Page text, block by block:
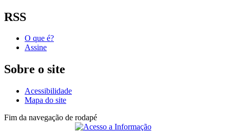
RSS
O que é?
Assine
Sobre o site
Acessibilidade
Mapa do site
Fim da navegação de rodapé